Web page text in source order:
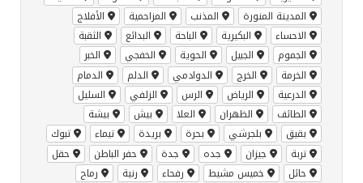
المدينة المنورة
المذنب المزاحمية
الأفلاج
الاحساء
البكيرية الباحة البدائع
الثقبة
الجموم
الجبيل الحوية الخفجي
الخبر
الخرمة
الخرج الدوادمي الدلم
الدمام
الدرعية
الرياض الرس الزلفي
السليل
الطائف
الظهران العلا بيش
بيشة
بقيق
بلجرشي بحرة بريدة تيماء
تبوك
تربة
جيزان جده جدة حفر الباطن
حقل
حائل
خميس مشيط رفحاء رنية
رماح